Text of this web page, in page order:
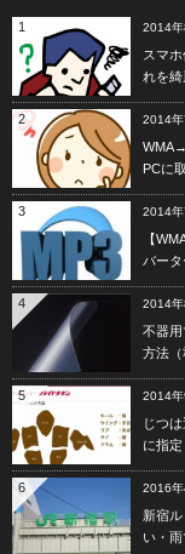
1 2014年
スマ
れを
2 2014年
PCに
3 2014年
【
バー
4 2014年
不器
方法（
5 2014年
じつ
に指
6 2016年
新宿
い・